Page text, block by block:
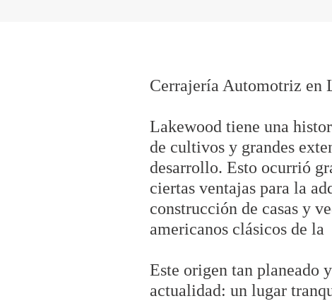
Cerrajería Automotriz en
Lakewood tiene una
de cultivos y grandes
desarrollo. Esto ocurrió
ciertas ventajas para la
construcción de casas y
americanos clásicos de la
Este origen tan planeado
actualidad: un lugar